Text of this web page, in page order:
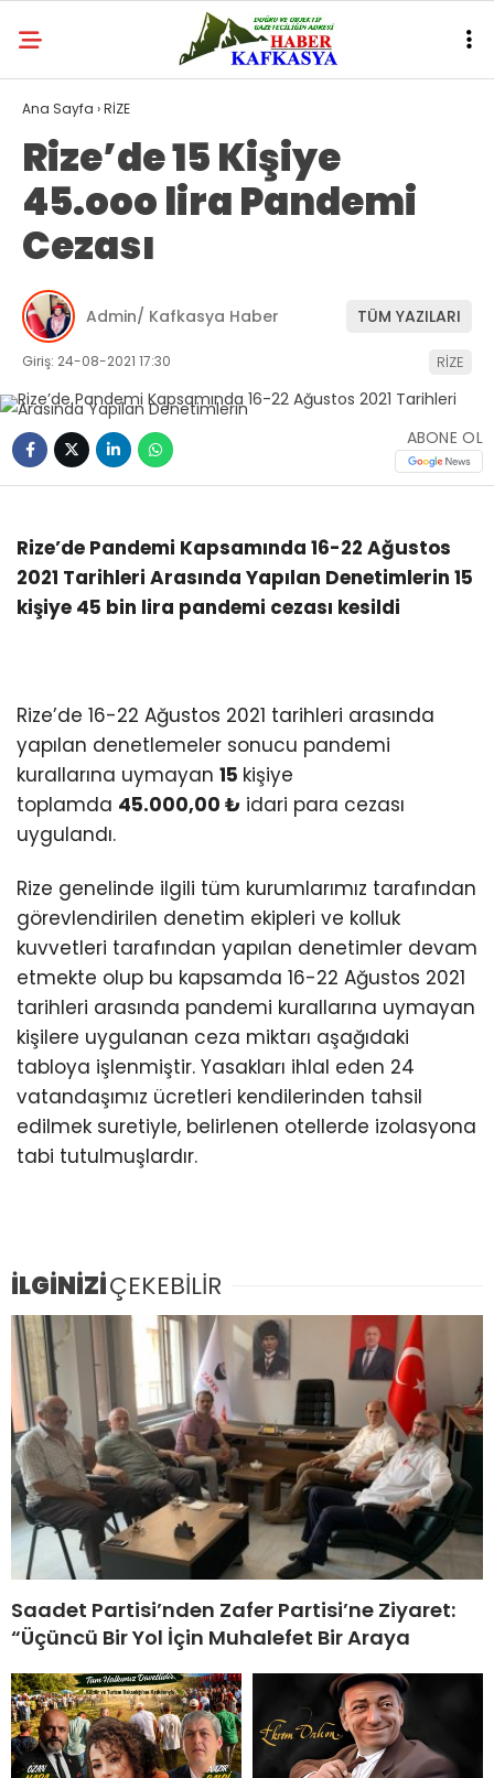
Ana Sayfa ›RİZE
Rize’de 15 Kişiye
45.ooo lira Pandemi
Cezası
Admin/ Kafkasya Haber TÜM YAZILARI
Giriş: 24-08-2021 17:30 RİZE
ABONE OL
Rize’de Pandemi Kapsamında 16-22 Ağustos
2021 Tarihleri Arasında Yapılan Denetimlerin 15
kişiye 45 bin lira pandemi cezası kesildi
Rize’de 16-22 Ağustos 2021 tarihleri arasında
yapılan denetlemeler sonucu pandemi
kurallarına uymayan 15 kişiye
toplamda 45.000,00 ₺ idari para cezası
uygulandı.
Rize genelinde ilgili tüm kurumlarımız tarafından
görevlendirilen denetim ekipleri ve kolluk
kuvvetleri tarafından yapılan denetimler devam
etmekte olup bu kapsamda 16-22 Ağustos 2021
tarihleri arasında pandemi kurallarına uymayan
kişilere uygulanan ceza miktarı aşağıdaki
tabloya işlenmiştir. Yasakları ihlal eden 24
vatandaşımız ücretleri kendilerinden tahsil
edilmek suretiyle, belirlenen otellerde izolasyona
tabi tutulmuşlardır.
İLGİNİZİÇEKEBİLİR
Saadet Partisi’nden Zafer Partisi’ne Ziyaret:
“Üçüncü Bir Yol İçin Muhalefet Bir Araya